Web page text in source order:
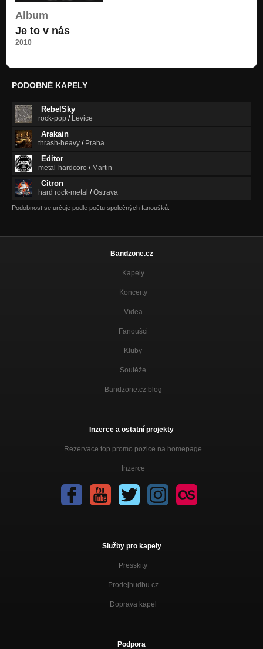
Nezařazeno
Stredovek
Nezařazeno
Nezařazeno
10.VIANOCNA
Nezařazeno
5.Na zraz
9. -1 koleso
Nezařazeno
Album
Je to v nás
2010
PODOBNÉ KAPELY
RebelSky
rock-pop / Levice
Arakain
thrash-heavy / Praha
Editor
metal-hardcore / Martin
Citron
hard rock-metal /Ostrava
Podobnost se určuje podle počtu společných fanoušků.
Bandzone.cz
Kapely
Koncerty
Videa
Fanoušci
Kluby
Soutěže
Bandzone.cz blog
Inzerce a ostatní projekty
Rezervace top promo pozice na homepage
Inzerce
Služby pro kapely
Presskity
Prodejhudbu.cz
Doprava kapel
Podpora